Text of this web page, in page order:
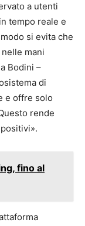
a utenti
tempo reale e
si evita che
mani
Bodini –
di
e offre solo
rende
fino al